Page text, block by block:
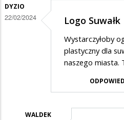
DYZIO
22/02/2024 Logo Suwałk
Wystarczyłoby
plastyczny dla
naszego miasta.
WALDEK